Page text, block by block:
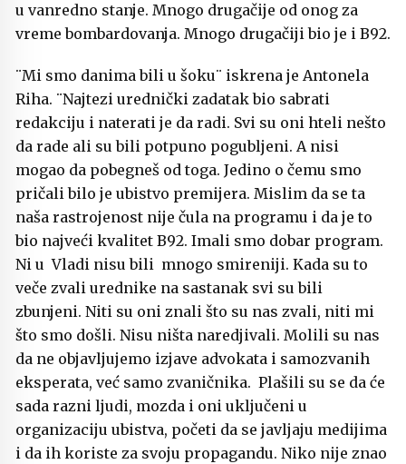
u vanredno stanje. Mnogo drugačije od onog za
vreme bombardovanja. Mnogo drugačiji bio je i B92.
¨Mi smo danima bili u šoku¨ iskrena je Antonela
Riha. ¨Najtezi urednički zadatak bio sabrati
redakciju i naterati je da radi. Svi su oni hteli nešto
da rade ali su bili potpuno pogubljeni. A nisi
mogao da pobegneš od toga. Jedino o čemu smo
pričali bilo je ubistvo premijera. Mislim da se ta
naša rastrojenost nije čula na programu i da je to
bio najveći kvalitet B92. Imali smo dobar program.
Ni u Vladi nisu bili mnogo smireniji. Kada su to
veče zvali urednike na sastanak svi su bili
zbunjeni. Niti su oni znali što su nas zvali, niti mi
što smo došli. Nisu ništa naredjivali. Molili su nas
da ne objavljujemo izjave advokata i samozvanih
eksperata, već samo zvaničnika. Plašili su se da će
sada razni ljudi, mozda i oni uključeni u
organizaciju ubistva, početi da se javljaju medijima
i da ih koriste za svoju propagandu. Niko nije znao